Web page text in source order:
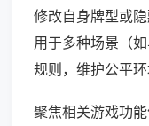
修改自身牌型或
用于多种场景（
规则，维护公平环
聚焦相关游戏功能